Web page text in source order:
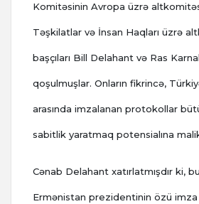
Komitəsinin Avropa üzrə
Təşkilatlar və İnsan Haqları üzrə
başçıları Bill Delahant və Ras
qoşulmuşlar. Onların fikrincə,
arasında imzalanan protokollar
sabitlik yaratmaq potensialına
Cənab Delahant xatırlatmışdır ki,
Ermənistan prezidentinin özü imza